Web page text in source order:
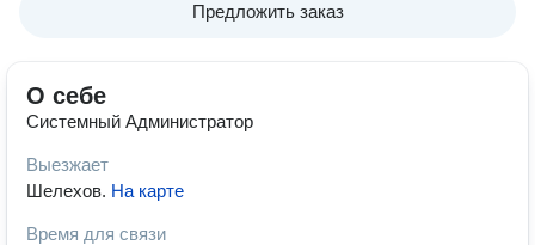
Предложить заказ
О себе
Системный Администратор
Выезжает
Шелехов. На карте
Время для связи